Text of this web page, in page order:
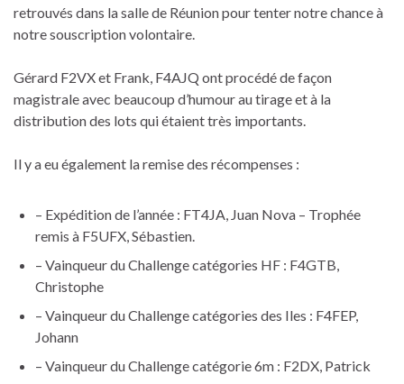
retrouvés dans la salle de Réunion pour tenter notre chance à
notre souscription volontaire.
Gérard F2VX et Frank, F4AJQ ont procédé de façon
magistrale avec beaucoup d’humour au tirage et à la
distribution des lots qui étaient très importants.
Il y a eu également la remise des récompenses :
– Expédition de l’année : FT4JA, Juan Nova – Trophée
remis à F5UFX, Sébastien.
– Vainqueur du Challenge catégories HF : F4GTB,
Christophe
– Vainqueur du Challenge catégories des Iles : F4FEP,
Johann
– Vainqueur du Challenge catégorie 6m : F2DX, Patrick